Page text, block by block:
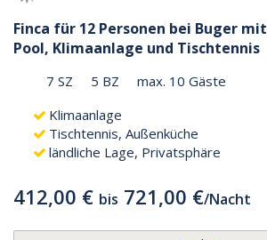
Finca für 12 Personen bei Buger mit
Pool, Klimaanlage und Tischtennis
7 SZ 5 BZ max. 10 Gäste
Klimaanlage
Tischtennis, Außenküche
ländliche Lage, Privatsphäre
412,00 € bis 721,00 €/Nacht